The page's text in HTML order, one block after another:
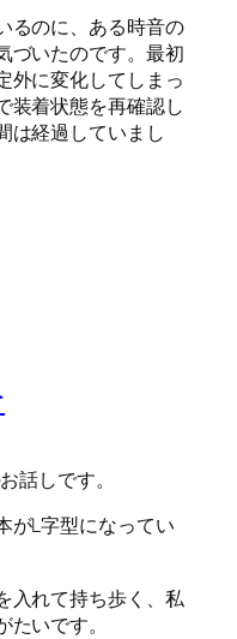
るのに、ある時音の
づいたのです。最初
外に変化してしまっ
装着状態を再確認し
は経過していまし
話しです。
がL字型になってい
入れて持ち歩く、私
いです。